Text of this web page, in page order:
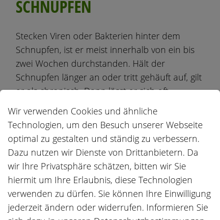
SCHNUPFEN
Stecken Viren oder Bakterien hinter dem
Schnupfen, ist er meist innerhalb von ein bis
zwei Wochen durchstanden. Hält der
Schnupfen länger an oder tritt gehäuft auf, gilt
er als chronisch. Dann lässt er sich oft
schwerer behandeln, da die Ursache nicht
vorübergehend ist wie eine Infektion.
Chronischer Schnupfen deutet häufig auf eine
Allergie oder eine Verengung der Atemwege
hin.
BEGLEITSYMPTOME UND
KOMPLIKATIONEN
Wir verwenden Cookies und ähnliche
Technologien, um den Besuch unserer Webseite
optimal zu gestalten und ständig zu verbessern.
Dazu nutzen wir Dienste von Drittanbietern. Da
wir Ihre Privatsphäre schätzen, bitten wir Sie
hiermit um Ihre Erlaubnis, diese Technologien
verwenden zu dürfen. Sie können Ihre Einwilligung
jederzeit ändern oder widerrufen. Informieren Sie